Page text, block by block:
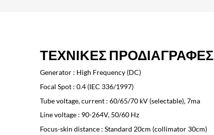
ΤΕΧΝΙΚΕΣ ΠΡΟΔΙΑΓΡΑΦΕΣ
Generator : High Frequency (DC)
Focal Spot : 0.4 (IEC 336/1997)
Tube voltage, current : 60/65/70 kV (selectable), 7ma
Line voltage : 90-264V, 50/60 Hz
Focus-skin distance : Standard 20cm (collimator 30cm)